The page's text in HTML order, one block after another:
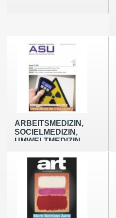
ARBEITSMEDIZIN,
SOCIELMEDIZIN,
UMWELTMEDIZIN